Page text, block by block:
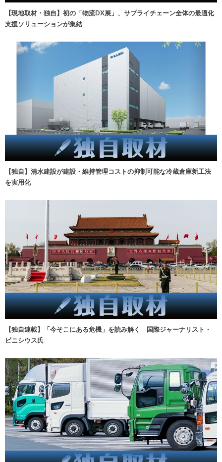
【現地取材・独自】初の「物流DX展」、サプライチェーン全体の最適化
支援ソリューションが集結
【独自】清水建設が建設・維持管理コストの抑制可能な冷蔵倉庫新工法
を実用化
【独自連載】「今そこにある危機」を読み解く 国際ジャーナリスト・
ビニシウス氏